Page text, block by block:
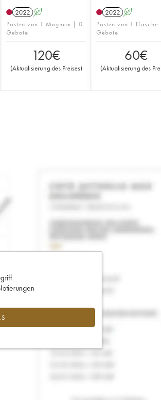
2022 A
Posten von 1 Magnum | 0
Gebote
120€
(Aktualisierung des Preises)
2022 A
Posten von 1
Gebote
60€
(Aktualisierung des